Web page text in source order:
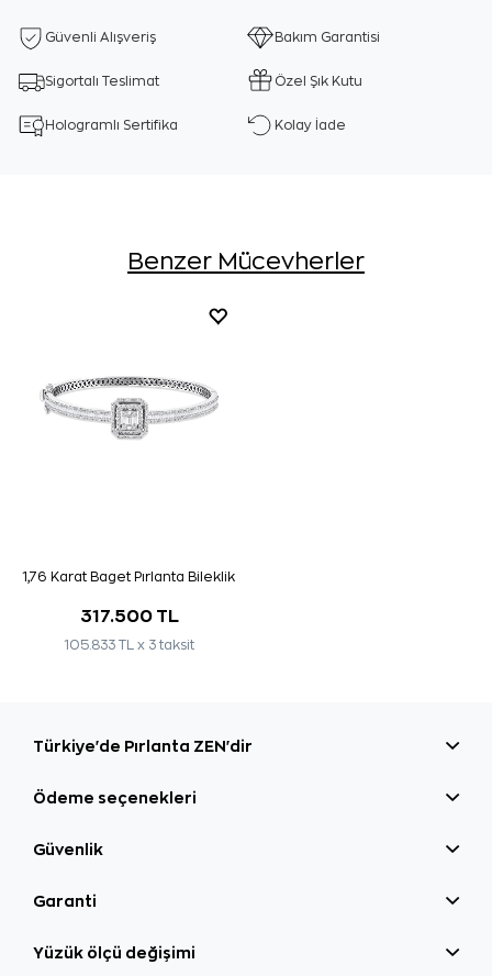
Güvenli Alışveriş Bakım Garantisi
Sigortalı Teslimat Özel Şık Kutu
Hologramlı Sertifika Kolay İade
Benzer Mücevherler
1,76 Karat Baget Pırlanta Bileklik
317.500 TL
105.833 TL x 3 taksit
Türkiye'de Pırlanta ZEN'dir
Ödeme seçenekleri
Güvenlik
Garanti
Yüzük ölçü değişimi